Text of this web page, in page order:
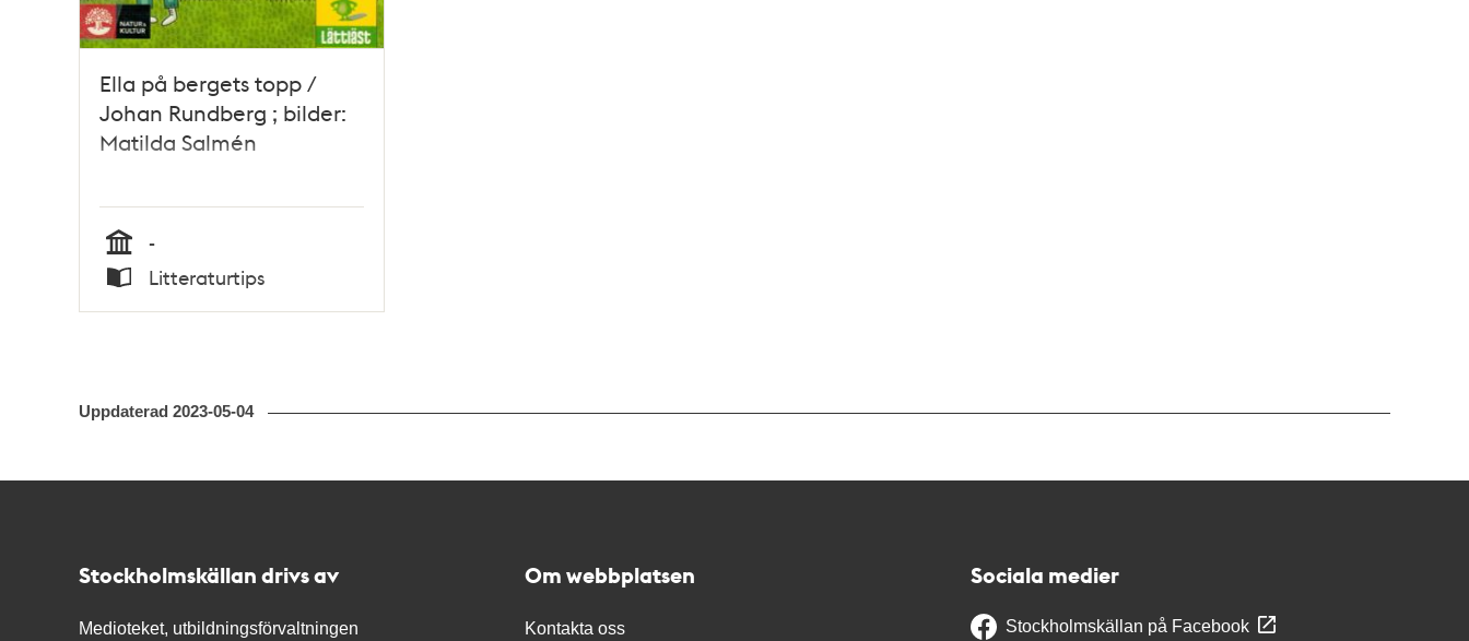
Ella på bergets topp /
Johan Rundberg ; bilder:
Matilda Salmén
Tid
-
Typ
Litteraturtips
Uppdaterad 2023-05-04
Stockholmskällan drivs av
Medioteket, utbildningsförvaltningen
Om webbplatsen
Kontakta oss
Sociala medier
Stockholmskällan på Facebook